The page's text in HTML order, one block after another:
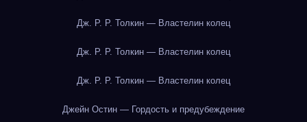
Дж. Р. Р. Толкин — Властелин колец
Дж. Р. Р. Толкин — Властелин колец
Дж. Р. Р. Толкин — Властелин колец
Джейн Остин — Гордость и предубеждение